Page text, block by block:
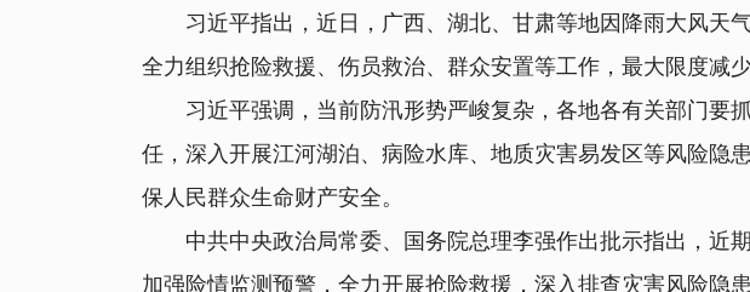
习近平指出，近日，广西、湖北、甘肃等地因降雨大风天
全力组织抢险救援、伤员救治、群众安置等工作，最大限度减
习近平强调，当前防汛形势严峻复杂，各地各有关部门要
任，深入开展江河湖泊、病险水库、地质灾害易发区等风险隐
保人民群众生命财产安全。
中共中央政治局常委、国务院总理李强作出批示指出，近期
加强险情监测预警，全力开展抢险救援，深入排查灾害风险隐